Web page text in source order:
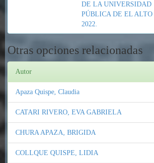
DE LA UNIVERSIDAD
PÚBLICA DE EL ALTO
2022.
Otras opciones relacionadas
Autor
Apaza Quispe, Claudia
CATARI RIVERO, EVA GABRIELA
CHURA APAZA, BRIGIDA
COLLQUE QUISPE, LIDIA